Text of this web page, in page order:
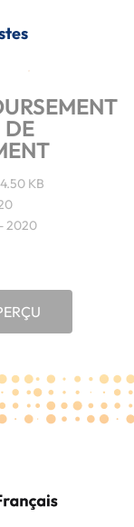
DE
KB
2020